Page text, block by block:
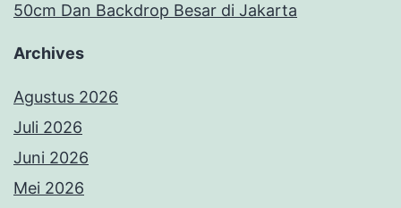
50cm Dan Backdrop Besar di Jakarta
Archives
Agustus 2026
Juli 2026
Juni 2026
Mei 2026